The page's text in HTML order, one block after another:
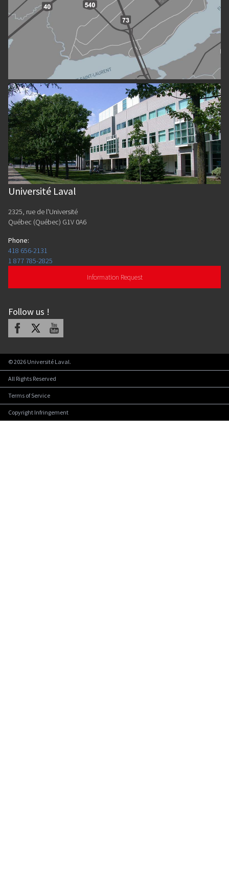
Université Laval
2325, rue de l'Université
Québec (Québec) G1V 0A6
Phone:
418 656-2131
1 877 785-2825
Information Request
Follow us !
Facebook Youtube
©2026 Université Laval.
All Rights Reserved
Terms of Service
Copyright Infringement